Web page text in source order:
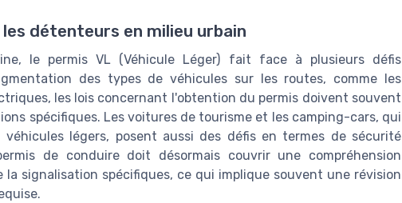
détenteurs en milieu urbain
le permis VL (Véhicule Léger) fait face à plusieurs défis
des types de véhicules sur les routes, comme les
les lois concernant l'obtention du permis doivent souvent
spécifiques. Les voitures de tourisme et les camping-cars, qui
légers, posent aussi des défis en termes de sécurité
de conduire doit désormais couvrir une compréhension
signalisation spécifiques, ce qui implique souvent une révision